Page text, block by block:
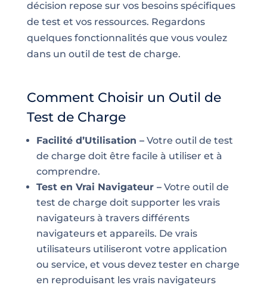
décision repose sur vos besoins spécifiques
de test et vos ressources. Regardons
quelques fonctionnalités que vous voulez
dans un outil de test de charge.
Comment Choisir un Outil de
Test de Charge
Facilité d’Utilisation –Votre outil de test
de charge doit être facile à utiliser et à
comprendre.
Test en Vrai Navigateur –Votre outil de
test de charge doit supporter les vrais
navigateurs à travers différents
navigateurs et appareils. De vrais
utilisateurs utiliseront votre application
ou service, et vous devez tester en charge
en reproduisant les vrais navigateurs